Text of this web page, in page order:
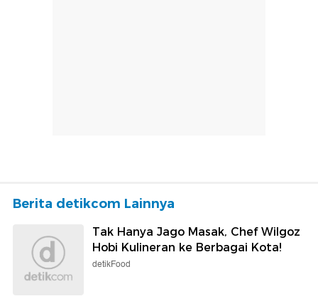
Berita detikcom Lainnya
Tak Hanya Jago Masak, Chef Wilgoz
Hobi Kulineran ke Berbagai Kota!
detikFood